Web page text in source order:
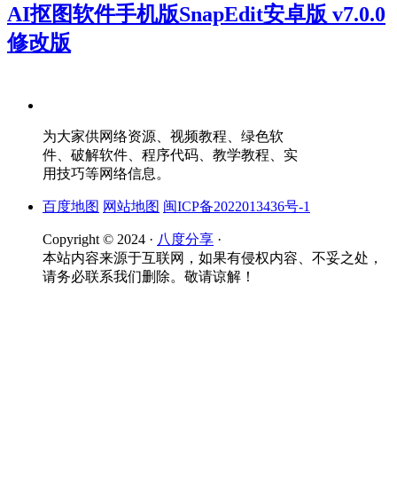
AI抠图软件手机版SnapEdit安卓版 v7.0.0
修改版
为大家供网络资源、视频教程、绿色软
件、破解软件、程序代码、教学教程、实
用技巧等网络信息。
百度地图 网站地图 闽ICP备2022013436号-1
Copyright © 2024 · 八度分享 ·
本站内容来源于互联网，如果有侵权内容、不妥之处，
请务必联系我们删除。敬请谅解！